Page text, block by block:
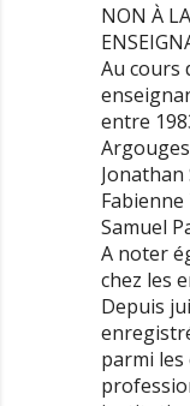
NON À
Au cours
entre
Samuel
A noter
chez les
Depuis
parmi les